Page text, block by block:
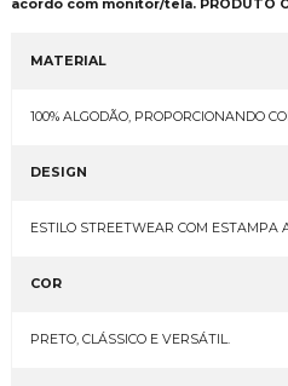
acordo com monitor/tela. PRODUTO
MATERIAL
100% ALGODÃO, PROPORCIONANDO
DESIGN
ESTILO STREETWEAR COM ESTAMPA
COR
PRETO, CLÁSSICO E VERSÁTIL.